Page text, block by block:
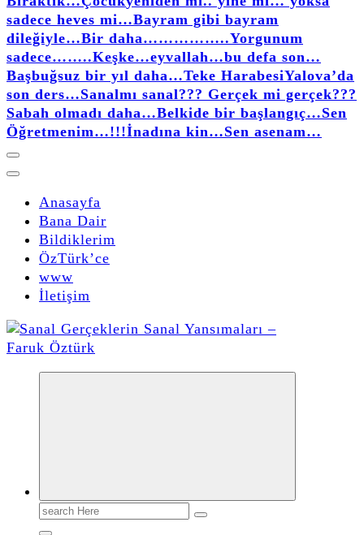
sadece heves mi…Bayram gibi bayram
dileğiyle…Bir daha……………..Yorgunum
sadece……..Keşke…eyvallah…bu defa son…
Başbuğsuz bir yıl daha…Teke HarabesiYalova’da
son ders…Sanalmı sanal??? Gerçek mi gerçek???
Sabah olmadı daha…Belkide bir başlangıç…Sen
Öğretmenim…!!!İnadına kin…Sen asenam…
Anasayfa
Bana Dair
Bildiklerim
ÖzTürk’ce
www
İletişim
Search
for: